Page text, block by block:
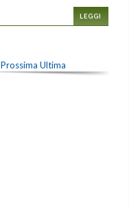
LEGGI
Prossima Ultima